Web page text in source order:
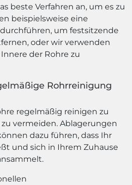
beste Verfahren an, um es zu
beispielsweise eine
um festsitzende
oder wir verwenden
der Rohre zu
Rohrreinigung
regelmäßig reinigen zu
vermeiden. Ablagerungen
dazu führen, dass Ihr
und sich in Ihrem Zuhause